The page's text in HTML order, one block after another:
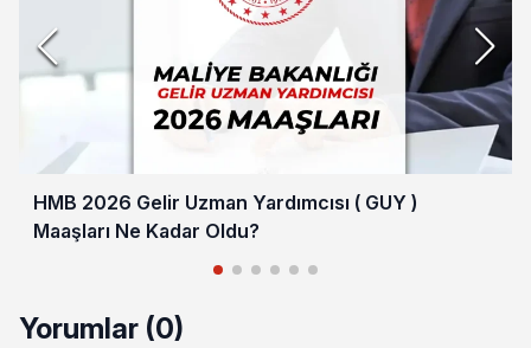
HMB 2026 Gelir Uzman Yardımcısı ( GUY )
Maaşları Ne Kadar Oldu?
Yorumlar (0)